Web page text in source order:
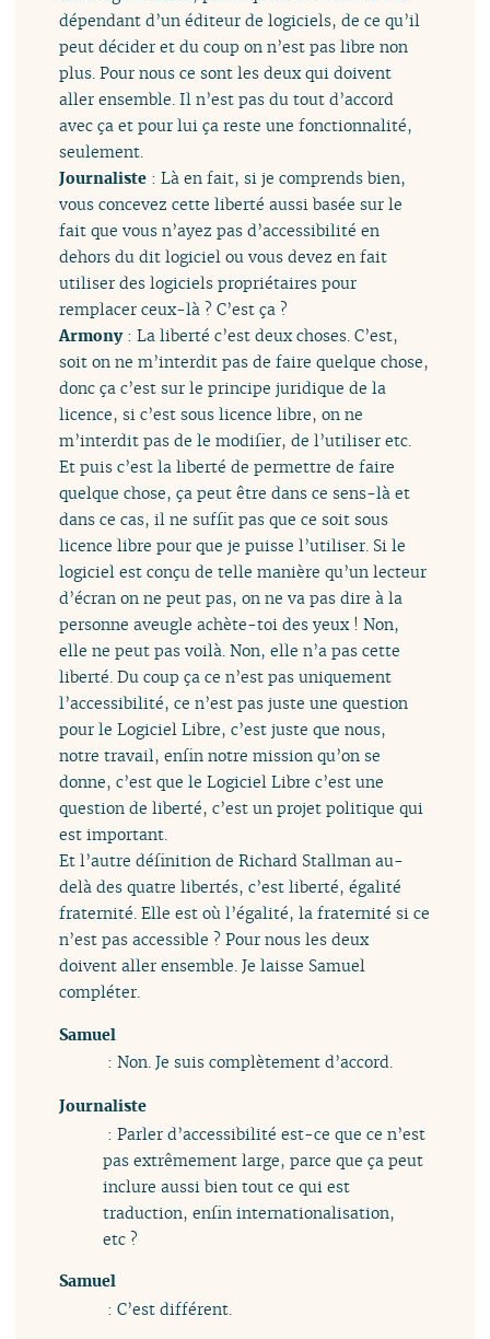
dépendant d’un éditeur de logiciels, de ce qu’il
peut décider et du coup on n’est pas libre non
plus. Pour nous ce sont les deux qui doivent
aller ensemble. Il n’est pas du tout d’accord
avec ça et pour lui ça reste une fonctionnalité,
seulement.
Journaliste : Là en fait, si je comprends bien,
vous concevez cette liberté aussi basée sur le
fait que vous n’ayez pas d’accessibilité en
dehors du dit logiciel ou vous devez en fait
utiliser des logiciels propriétaires pour
remplacer ceux-là ? C’est ça ?
Armony: La liberté c’est deux choses. C’est,
soit on ne m’interdit pas de faire quelque chose,
donc ça c’est sur le principe juridique de la
licence, si c’est sous licence libre, on ne
m’interdit pas de le modifier, de l’utiliser etc.
Et puis c’est la liberté de permettre de faire
quelque chose, ça peut être dans ce sens-là et
dans ce cas, il ne suffit pas que ce soit sous
licence libre pour que je puisse l’utiliser. Si le
logiciel est conçu de telle manière qu’un lecteur
d’écran on ne peut pas, on ne va pas dire à la
personne aveugle achète-toi des yeux ! Non,
elle ne peut pas voilà. Non, elle n’a pas cette
liberté. Du coup ça ce n’est pas uniquement
l’accessibilité, ce n’est pas juste une question
pour le Logiciel Libre, c’est juste que nous,
notre travail, enfin notre mission qu’on se
donne, c’est que le Logiciel Libre c’est une
question de liberté, c’est un projet politique qui
est important.
Et l’autre définition de Richard Stallman au-
delà des quatre libertés, c’est liberté, égalité
fraternité. Elle est où l’égalité, la fraternité si ce
n’est pas accessible ? Pour nous les deux
doivent aller ensemble. Je laisse Samuel
compléter.
Samuel
: Non. Je suis complètement d’accord.
Journaliste
: Parler d’accessibilité est-ce que ce n’est
pas extrêmement large, parce que ça peut
inclure aussi bien tout ce qui est
traduction, enfin internationalisation,
etc ?
Samuel
: C’est différent.